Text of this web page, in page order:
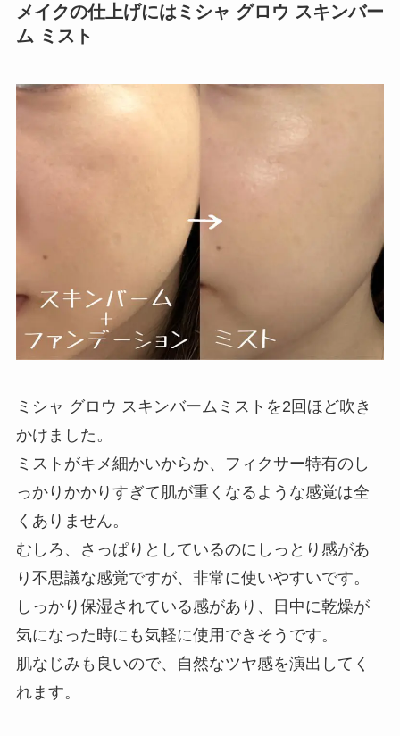
メイクの仕上げにはミシャ グロウ スキンバー
ム ミスト
ミシャ グロウ スキンバームミストを2回ほど吹き
かけました。
ミストがキメ細かいからか、フィクサー特有のし
っかりかかりすぎて肌が重くなるような感覚は全
くありません。
むしろ、さっぱりとしているのにしっとり感があ
り不思議な感覚ですが、非常に使いやすいです。
しっかり保湿されている感があり、日中に乾燥が
気になった時にも気軽に使用できそうです。
肌なじみも良いので、自然なツヤ感を演出してく
れます。